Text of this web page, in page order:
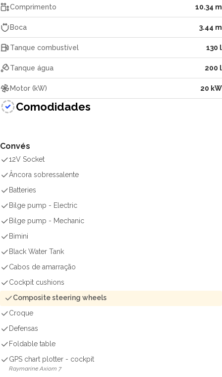
Comprimento 10.34 m
Boca 3.44 m
Tanque combustível 130 l
Tanque água 200 l
Motor (kW) 20 kW
Comodidades
Convés
12V Socket
Âncora sobressalente
Batteries
Bilge pump - Electric
Bilge pump - Mechanic
Bimini
Black Water Tank
Cabos de amarração
Cockpit cushions
Composite steering wheels
Croque
Defensas
Foldable table
GPS chart plotter - cockpit
Raymarine Axiom 7